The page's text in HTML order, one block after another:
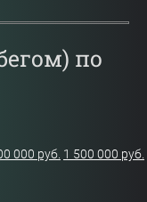
по
000 руб. 1 500 000 руб.